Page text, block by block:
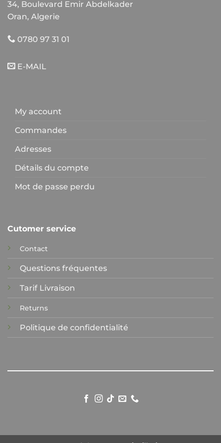
34, Boulevard Emir Abdelkader
Oran, Algerie
0780 97 31 01
E-MAIL
My account
Commandes
Adresses
Détails du compte
Mot de passe perdu
Cutomer service
Contact
Questions fréquentes
Tarif Livraison
Returns
Politique de confidentialité